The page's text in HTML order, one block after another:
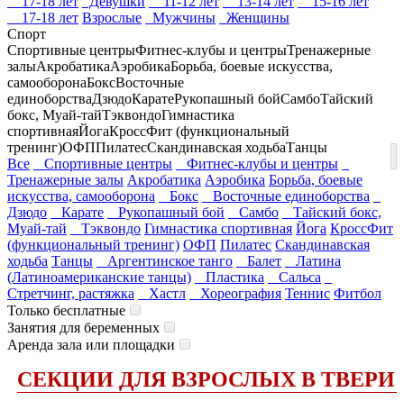
17-18 лет Взрослые Мужчины
Женщины
Спорт
Спортивные центрыФитнес-клубы и центрыТренажерные
залыАкробатикаАэробикаБорьба, боевые искусства,
самооборонаБоксВосточные
единоборстваДзюдоКаратеРукопашный бойСамбоТайский
бокс, Муай-тайТэквондоГимнастика
спортивнаяЙогаКроссФит (функциональный
тренинг)ОФППилатесСкандинавская ходьбаТанцы
Все
Спортивные центры
Фитнес-клубы и центры
Тренажерные залы Акробатика Аэробика Борьба, боевые
искусства, самооборона
Бокс
Восточные единоборства
Дзюдо
Карате Рукопашный бой Самбо
Тайский бокс,
Муай-тай
Тэквондо Гимнастика спортивная Йога КроссФит
(функциональный тренинг) ОФП Пилатес Скандинавская
ходьба Танцы Аргентинское танго Балет
Латина
(Латиноамериканские танцы)
Пластика
Сальса
Стретчинг, растяжка
Хастл Хореография Теннис Фитбол
Только бесплатные
Занятия для беременных
Аренда зала или площадки
СЕКЦИИ ДЛЯ ВЗРОСЛЫХ В ТВЕРИ